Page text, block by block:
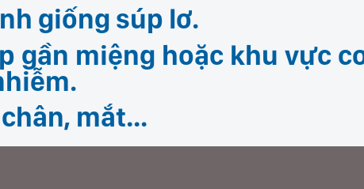
giống súp lơ.
gần miệng hoặc khu vực
mắt…